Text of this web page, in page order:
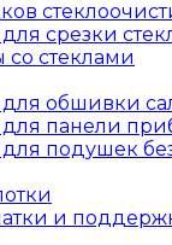
срезки
со стеклами
обшивки
панели
подушек
и